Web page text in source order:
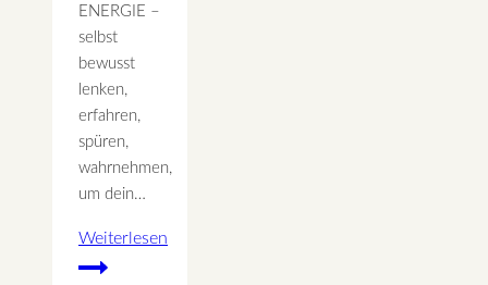
ENERGIE –
selbst
bewusst
lenken,
erfahren,
spüren,
wahrnehmen,
um dein…
Weiterlesen
10.